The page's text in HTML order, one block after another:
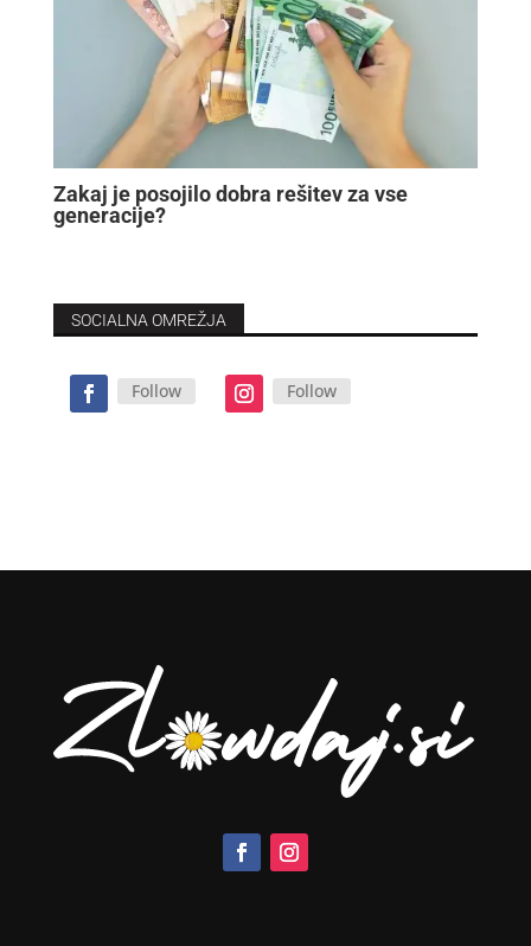
Zakaj je posojilo dobra rešitev za vse
generacije?
SOCIALNA OMREŽJA
Follow Follow